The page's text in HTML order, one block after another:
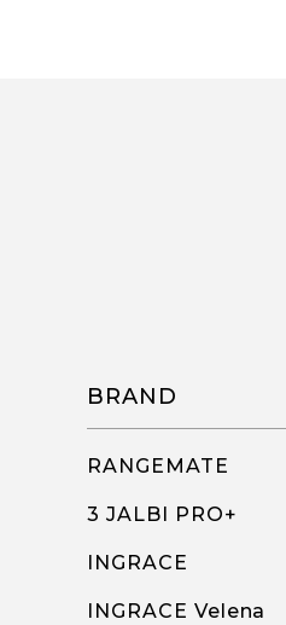
BRAND
RANGEMATE
3 JALBI PRO+
INGRACE
INGRACE Velena